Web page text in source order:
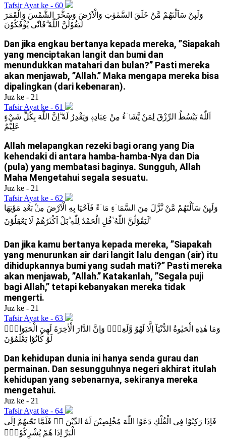
Tafsir Ayat ke - 60
وَلَىِٕنْ سَاَلْتَهُمْ مَّنْ خَلَقَ السَّمٰوٰتِ وَالْاَرْضَ وَسَخَّرَ الشَّمْسَ وَالْقَمَرَ
لَيَقُوْلُنَّ اللّٰهُ ۗفَاَنّٰى يُؤْفَكُوْنَ
Dan jika engkau bertanya kepada mereka, ”Siapakah
yang menciptakan langit dan bumi dan
menundukkan matahari dan bulan?” Pasti mereka
akan menjawab, ”Allah.” Maka mengapa mereka bisa
dipalingkan (dari kebenaran).
Juz ke - 21
Tafsir Ayat ke - 61
اَللّٰهُ يَبْسُطُ الرِّزْقَ لِمَنْ يَّشَاۤءُ مِنْ عِبَادِهٖ وَيَقْدِرُ لَهٗ ۗاِنَّ اللّٰهَ بِكُلِّ شَيْءٍ
عَلِيْمٌ
Allah melapangkan rezeki bagi orang yang Dia
kehendaki di antara hamba-hamba-Nya dan Dia
(pula) yang membatasi baginya. Sungguh, Allah
Maha Mengetahui segala sesuatu.
Juz ke - 21
Tafsir Ayat ke - 62
وَلَىِٕنْ سَاَلْتَهُمْ مَّنْ نَّزَّلَ مِنَ السَّمَاۤءِ مَاۤءً فَاَحْيَا بِهِ الْاَرْضَ مِنْۢ بَعْدِ مَوْتِهَا
لَيَقُوْلُنَّ اللّٰهُ ۙقُلِ الْحَمْدُ لِلّٰهِ ۗبَلْ اَكْثَرُهُمْ لَا يَعْقِلُوْنَ ࣖ
Dan jika kamu bertanya kepada mereka, ”Siapakah
yang menurunkan air dari langit lalu dengan (air) itu
dihidupkannya bumi yang sudah mati?” Pasti mereka
akan menjawab, ”Allah.” Katakanlah, ”Segala puji
bagi Allah,” tetapi kebanyakan mereka tidak
mengerti.
Juz ke - 21
Tafsir Ayat ke - 63
وَمَا هٰذِهِ الْحَيٰوةُ الدُّنْيَآ اِلَّا لَهْوٌ وَّلَعِبٌۗ وَاِنَّ الدَّارَ الْاٰخِرَةَ لَهِيَ الْحَيَوَانُۘ
لَوْ كَانُوْا يَعْلَمُوْنَ
Dan kehidupan dunia ini hanya senda gurau dan
permainan. Dan sesungguhnya negeri akhirat itulah
kehidupan yang sebenarnya, sekiranya mereka
mengetahui.
Juz ke - 21
Tafsir Ayat ke - 64
فَاِذَا رَكِبُوْا فِى الْفُلْكِ دَعَوُا اللّٰهَ مُخْلِصِيْنَ لَهُ الدِّيْنَ ەۚ فَلَمَّا نَجّٰىهُمْ اِلَى
الْبَرِّ اِذَا هُمْ يُشْرِكُوْنَۙ